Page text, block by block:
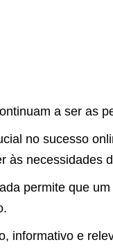
a ser as
no sucesso
às necessidades
permite que
e